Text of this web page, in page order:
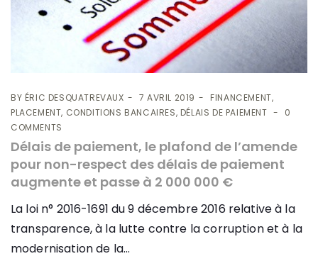
BY ÉRIC DESQUATREVAUX 7 AVRIL 2019
FINANCEMENT,
PLACEMENT, CONDITIONS BANCAIRES, DÉLAIS DE PAIEMENT
0
COMMENTS
Délais de paiement, le plafond de l’amende
pour non-respect des délais de paiement
augmente et passe à 2 000 000 €
La loi n° 2016-1691 du 9 décembre 2016 relative à la
transparence, à la lutte contre la corruption et à la
modernisation de la...